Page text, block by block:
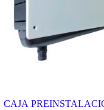
CAJA